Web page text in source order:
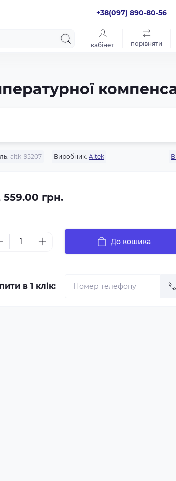
+38(097) 890-80-56
кабінет порівняти
altk-95207 Виробник: Altek
559.00 грн.
До кошика
в 1 клік: